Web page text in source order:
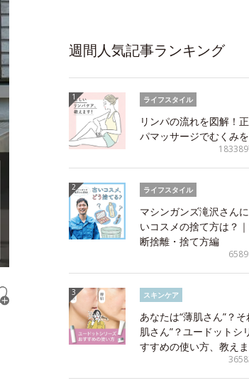
週間人気記事ランキング
ライフスタイル
リンパの流れを図解！
パマッサージでむくみ
ライフスタイル
マシンガンズ滝沢さん
いコスメの捨て方は？
断捨離・捨て方編
スキンケア
あなたは“薄肌さん”？そ
肌さん”？ユードットシ
すすめの使い方、教えま